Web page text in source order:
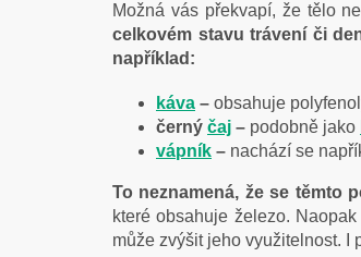
Možná vás překvapí, že tělo
celkovém stavu trávení či
například:
káva – obsahuje
černý čaj – podobně jako
vápník – nachází se
To neznamená, že se těmto
které obsahuje železo.
může zvýšit jeho využitelnost. I